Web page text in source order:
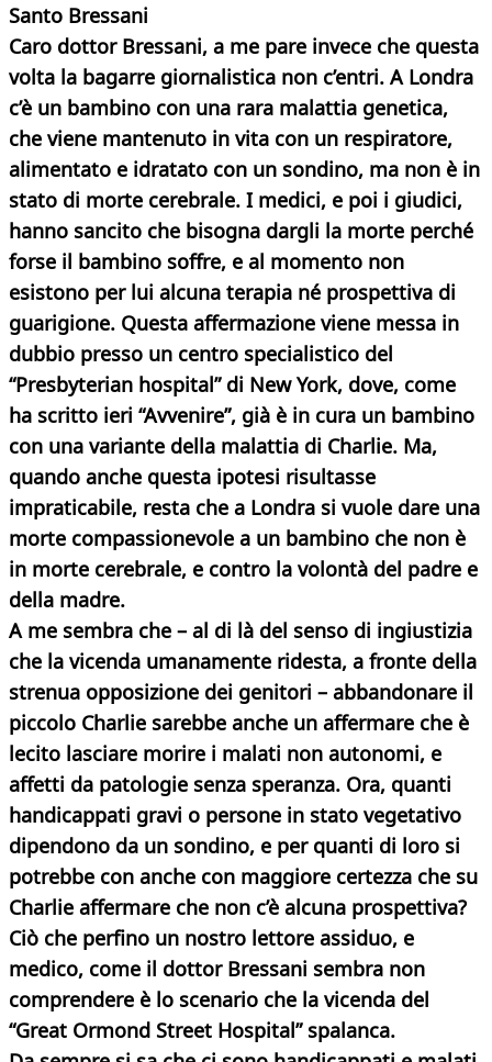
Santo Bressani
Caro dottor Bressani, a me pare invece che questa
volta la bagarre giornalistica non c’entri. A Londra
c’è un bambino con una rara malattia genetica,
che viene mantenuto in vita con un respiratore,
alimentato e idratato con un sondino, ma non è in
stato di morte cerebrale. I medici, e poi i giudici,
hanno sancito che bisogna dargli la morte perché
forse il bambino soffre, e al momento non
esistono per lui alcuna terapia né prospettiva di
guarigione. Questa affermazione viene messa in
dubbio presso un centro specialistico del
“Presbyterian hospital” di New York, dove, come
ha scritto ieri “Avvenire”, già è in cura un bambino
con una variante della malattia di Charlie. Ma,
quando anche questa ipotesi risultasse
impraticabile, resta che a Londra si vuole dare una
morte compassionevole a un bambino che non è
in morte cerebrale, e contro la volontà del padre e
della madre.
A me sembra che – al di là del senso di ingiustizia
che la vicenda umanamente ridesta, a fronte della
strenua opposizione dei genitori – abbandonare il
piccolo Charlie sarebbe anche un affermare che è
lecito lasciare morire i malati non autonomi, e
affetti da patologie senza speranza. Ora, quanti
handicappati gravi o persone in stato vegetativo
dipendono da un sondino, e per quanti di loro si
potrebbe con anche con maggiore certezza che su
Charlie affermare che non c’è alcuna prospettiva?
Ciò che perfino un nostro lettore assiduo, e
medico, come il dottor Bressani sembra non
comprendere è lo scenario che la vicenda del
“Great Ormond Street Hospital” spalanca.